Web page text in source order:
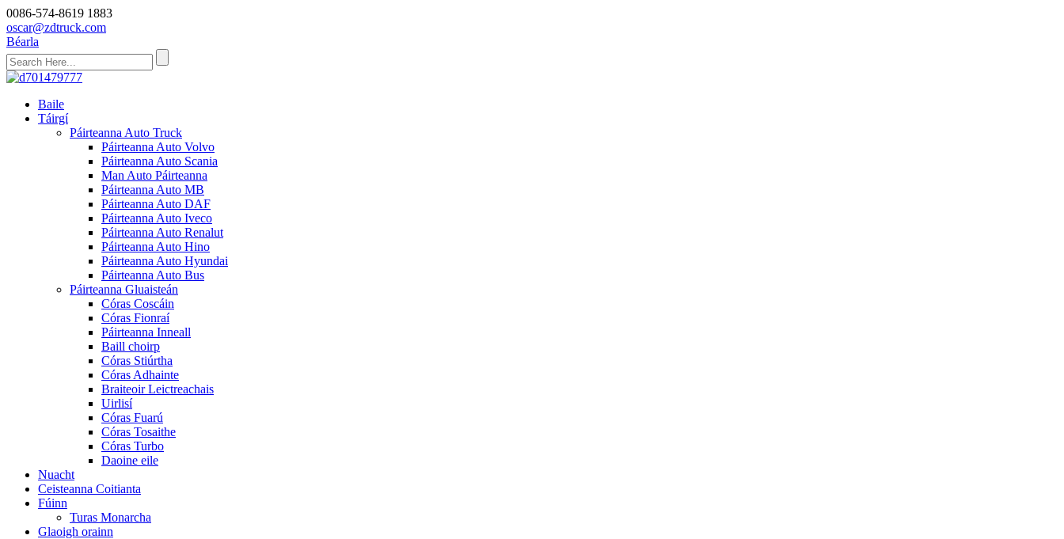
0086-574-8619 1883
oscar@zdtruck.com
Béarla
Baile
Táirgí
Páirteanna Auto Truck
Páirteanna Auto Volvo
Páirteanna Auto Scania
Man Auto Páirteanna
Páirteanna Auto MB
Páirteanna Auto DAF
Páirteanna Auto Iveco
Páirteanna Auto Renalut
Páirteanna Auto Hino
Páirteanna Auto Hyundai
Páirteanna Auto Bus
Páirteanna Gluaisteán
Córas Coscáin
Córas Fionraí
Páirteanna Inneall
Baill choirp
Córas Stiúrtha
Córas Adhainte
Braiteoir Leictreachais
Uirlisí
Córas Fuarú
Córas Tosaithe
Córas Turbo
Daoine eile
Nuacht
Ceisteanna Coitianta
Fúinn
Turas Monarcha
Glaoigh orainn